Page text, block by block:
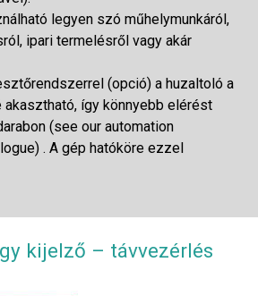
legyen szó műhelymunkáról,
ipari termelésről vagy akár
(opció) a huzaltoló a
akasztható, így könnyebb elérést
(see our automation
. A gép hatóköre ezzel
kijelző – távvezérlés